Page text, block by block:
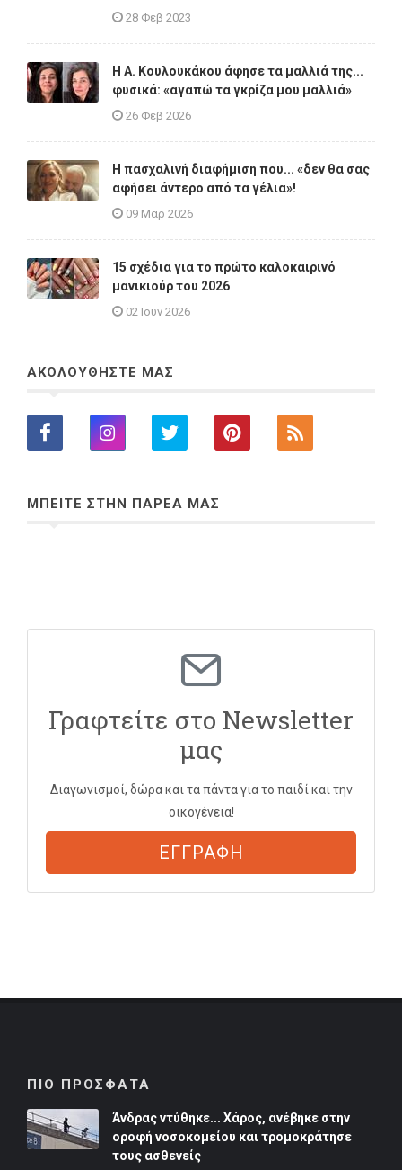
28 Φεβ 2023
Η A. Κουλουκάκου άφησε τα μαλλιά της...
φυσικά: «αγαπώ τα γκρίζα μου μαλλιά»
26 Φεβ 2026
Η πασχαλινή διαφήμιση που... «δεν θα σας
αφήσει άντερο από τα γέλια»!
09 Μαρ 2026
15 σχέδια για το πρώτο καλοκαιρινό
μανικιούρ του 2026
02 Ιουν 2026
ΑΚΟΛΟΥΘΗΣΤΕ ΜΑΣ
ΜΠΕΙΤΕ ΣΤΗΝ ΠΑΡΕΑ ΜΑΣ
Γραφτείτε στο Newsletter
μας
Διαγωνισμοί, δώρα και τα πάντα για το παιδί και την
οικογένεια!
ΕΓΓΡΑΦΗ
ΠΙΟ ΠΡΟΣΦΑΤΑ
Άνδρας ντύθηκε... Χάρος, ανέβηκε στην
οροφή νοσοκομείου και τρομοκράτησε
τους ασθενείς